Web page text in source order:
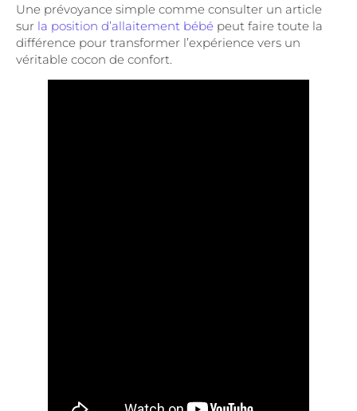
Une prévoyance simple comme consulter un article
sur la position d’allaitement bébé peut faire toute la
différence pour transformer l’expérience vers un
véritable cocon de confort.